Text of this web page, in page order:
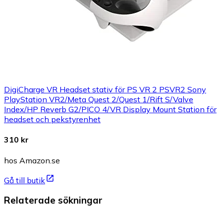
DigiCharge VR Headset stativ för PS VR 2 PSVR2 Sony
PlayStation VR2/Meta Quest 2/Quest 1/Rift S/Valve
Index/HP Reverb G2/PICO 4/VR Display Mount Station för
headset och pekstyrenhet
310 kr
hos Amazon.se
Gå till butik
Relaterade sökningar